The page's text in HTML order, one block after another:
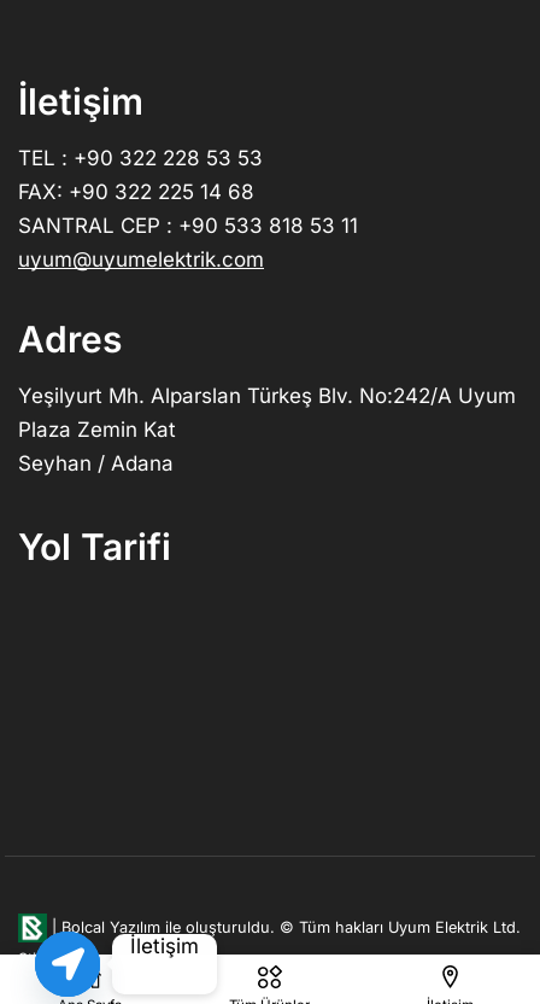
İletişim
TEL : +90 322 228 53 53
FAX: +90 322 225 14 68
SANTRAL CEP : +90 533 818 53 11
uyum@uyumelektrik.com
Adres
Yeşilyurt Mh. Alparslan Türkeş Blv. No:242/A Uyum
Plaza Zemin Kat
Seyhan / Adana
Yol Tarifi
Bolcal Yazılım ile oluşturuldu. © Tüm hakları Uyum Elektrik Ltd.
Şti. firmasına aittir.
İletişim